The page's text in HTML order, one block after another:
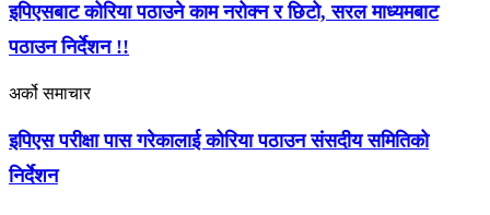
इपिएसबाट कोरिया पठाउने काम नरोक्न र छिटो, सरल माध्यमबाट
पठाउन निर्देशन !!
अर्को समाचार
इपिएस परीक्षा पास गरेकालाई कोरिया पठाउन संसदीय समितिको
निर्देशन